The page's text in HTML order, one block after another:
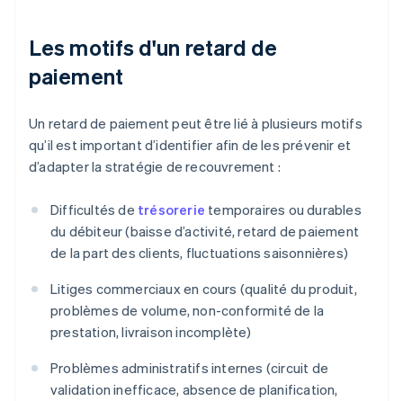
Les motifs d'un retard de
paiement
Un retard de paiement peut être lié à plusieurs motifs
qu’il est important d’identifier afin de les prévenir et
d’adapter la stratégie de recouvrement :
Difficultés de trésorerie temporaires ou durables
du débiteur (baisse d’activité, retard de paiement
de la part des clients, fluctuations saisonnières)
Litiges commerciaux en cours (qualité du produit,
problèmes de volume, non-conformité de la
prestation, livraison incomplète)
Problèmes administratifs internes (circuit de
validation inefficace, absence de planification,